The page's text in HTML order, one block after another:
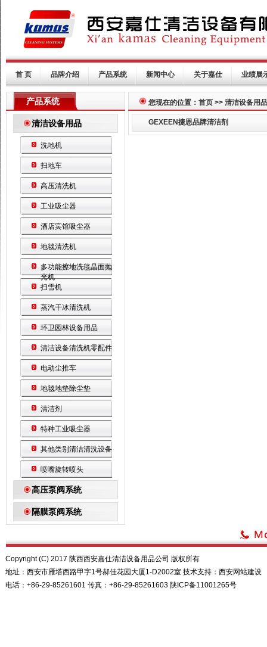
首 页 品牌介绍 产品系统 新闻中心 关于嘉仕 业绩展
产品系统
清洁设备用品
洗地机
扫地车
高压清洗机
工业吸尘器
酒店宾馆吸尘器
地毯清洗机
多功能擦地洗毯晶面抛
光机
扫雪机
蒸汽干冰清洗机
环卫园林设备用品
清洁设备清洗机零配件
电动尘推车
地毯地垫除尘垫
清洁剂
特种工业吸尘器
其他类别清洁清洗设备
喷嘴旋转喷头
高压泵阀系统
隔膜泵阀系统
您现在的位置：首页 >> 清洁设备
GEXEEN捷恩品牌清洁剂
Copyright (C) 2017 陕西西安嘉仕清洁设备用品公司 版权所有
地址：西安市雁塔西路甲字1号郝佳花园大厦1-D2002室 技术支持： 西安网站建设
电话：+86-29-85261601 传真：+86-29-85261603 陕ICP备11001265号